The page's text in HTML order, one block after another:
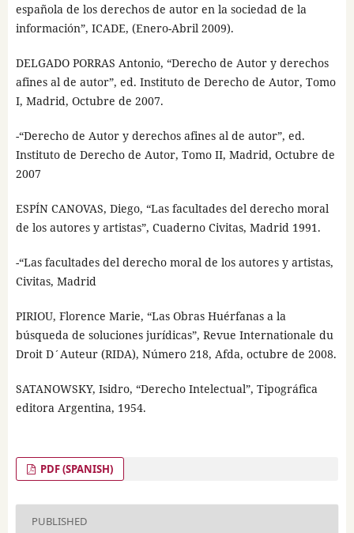
española de los derechos de autor en la sociedad de la
información”, ICADE, (Enero-Abril 2009).
DELGADO PORRAS Antonio, “Derecho de Autor y derechos
afines al de autor”, ed. Instituto de Derecho de Autor, Tomo
I, Madrid, Octubre de 2007.
-“Derecho de Autor y derechos afines al de autor”, ed.
Instituto de Derecho de Autor, Tomo II, Madrid, Octubre de
2007
ESPÍN CANOVAS, Diego, “Las facultades del derecho moral
de los autores y artistas”, Cuaderno Civitas, Madrid 1991.
-“Las facultades del derecho moral de los autores y artistas,
Civitas, Madrid
PIRIOU, Florence Marie, “Las Obras Huérfanas a la
búsqueda de soluciones jurídicas”, Revue Internationale du
Droit D´Auteur (RIDA), Número 218, Afda, octubre de 2008.
SATANOWSKY, Isidro, “Derecho Intelectual”, Tipográfica
editora Argentina, 1954.
PDF (SPANISH)
PUBLISHED